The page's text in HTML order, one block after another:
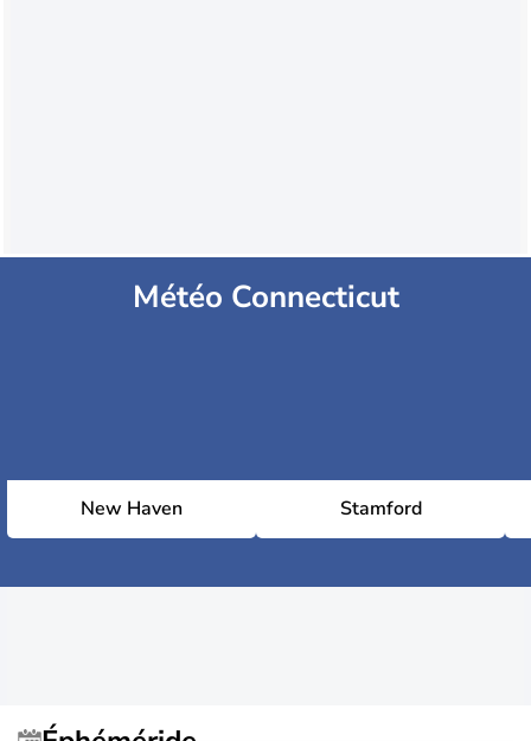
Météo Connecticut
New Haven Stamford